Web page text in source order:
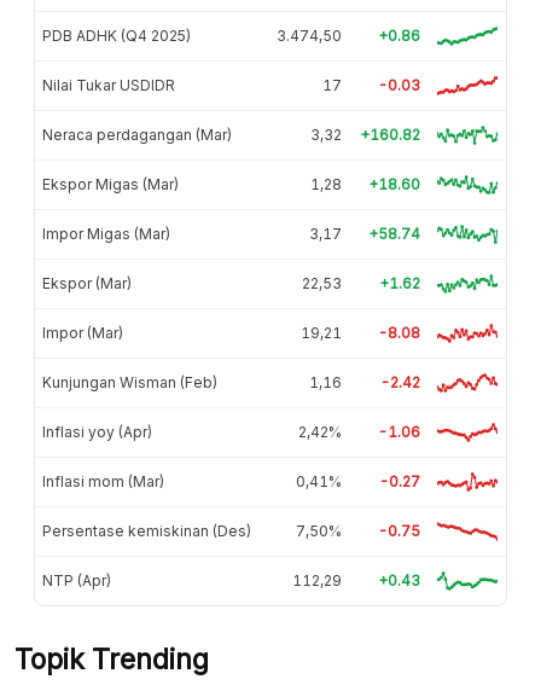
PDB ADHK (Q4 2025) 3.474,50 +0.86
Nilai Tukar USDIDR 17 -0.03
Neraca perdagangan (Mar) 3,32 +160.82
Ekspor Migas (Mar) 1,28 +18.60
Impor Migas (Mar) 3,17 +58.74
Ekspor (Mar) 22,53 +1.62
Impor (Mar) 19,21 -8.08
Kunjungan Wisman (Feb) 1,16 -2.42
Inflasi yoy (Apr) 2,42% -1.06
Inflasi mom (Mar) 0,41% -0.27
Persentase kemiskinan (Des) 7,50% -0.75
NTP (Apr) 112,29 +0.43
Topik Trending